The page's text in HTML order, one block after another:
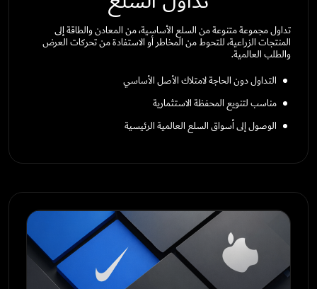
تداول مجموعة متنوعة من السلع الأساسية، من المعادن والطاقة إلى
المنتجات الزراعية، للتحوط من المخاطر أو الاستفادة من تحركات العرض
والطلب العالمية.
التداول دون الحاجة لامتلاك الأصل الأساسي
مناسب لتنويع المحفظة الاستثمارية
الوصول إلى أسواق السلع العالمية الرئيسية